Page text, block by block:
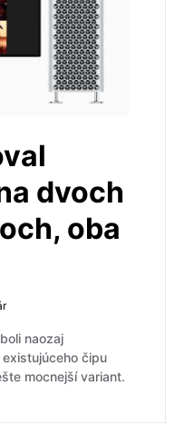
dvoch
oba
naozaj
čipu
mocnejší variant.